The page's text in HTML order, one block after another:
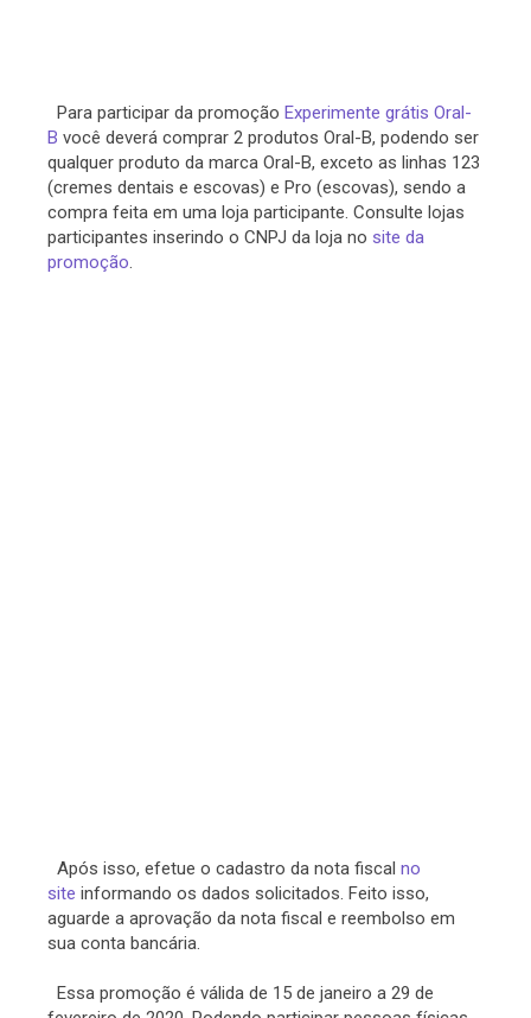
Para participar da promoção Experimente grátis Oral-
B você deverá comprar 2 produtos Oral-B, podendo ser
qualquer produto da marca Oral-B, exceto as linhas 123
(cremes dentais e escovas) e Pro (escovas), sendo a
compra feita em uma loja participante. Consulte lojas
participantes inserindo o CNPJ da loja no site da
promoção.
Após isso, efetue o cadastro da nota fiscal no
site informando os dados solicitados. Feito isso,
aguarde a aprovação da nota fiscal e reembolso em
sua conta bancária.
Essa promoção é válida de 15 de janeiro a 29 de